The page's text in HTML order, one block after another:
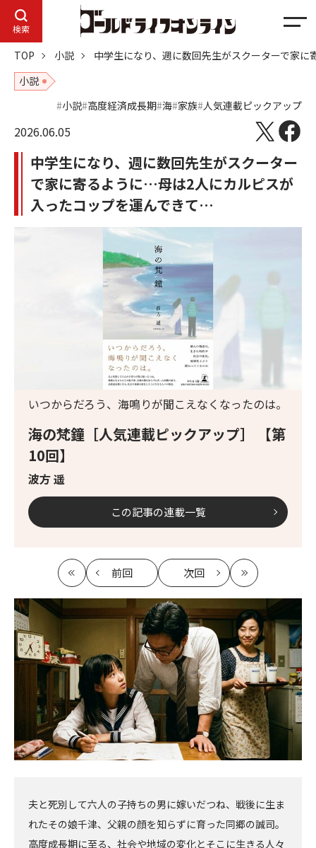
検索
メ
ュ
TOP 小説
中学生になり、週に数回先生がスクーターで家
小説
小説 高度経済成長期 海 家族 人気連載ピックアップ
2026.06.05
中学生になり、週に数回先生がスクーター
で家に寄るように…母は2人にカルピスが
入ったコップを運んできて…
海の梵鐘［人気連載ピックアップ］ 【第
10回】
波方 遥
いつからだろう、海鳴りが聞こえなくなったのは。
この記事の連載一覧
最
初
前回
記
事
へ
次回
記
事
へ
最
新
夫と死別して六人の子持ちの男に嫁いだつね、戦後に生ま
れたその娘千津、父親の顔を知らずに育った同郷の誠司。
高度成長期に至る、社会や地域の変化とそこに生きる人々